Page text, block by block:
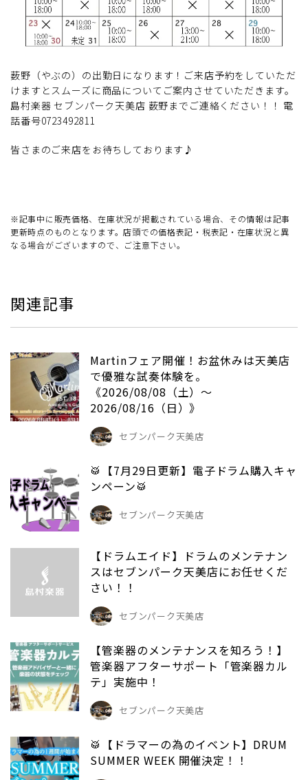
薮野（やぶの）の出勤日になります！ご来店予約をしていただ
けますとスムーズに商品についてご案内させていただきます。
島村楽器 セブンパーク天美店 薮野までご連絡ください！！ 電
話番号0723492811
皆さまのご来店をお待ちしております♪
※記事中に販売価格、在庫状況が掲載されている場合、その情報は記事
更新時点のものとなります。店頭での価格表記・税表記・在庫状況と異
なる場合がございますので、ご注意下さい。
関連記事
Martinフェア開催！お盆休みは天美店
で優雅な試奏体験を。
《2026/08/08（土）～
2026/08/16（日）》
セブンパーク天美店
🥁【7月29日更新】電子ドラム購入キャ
ンペーン🥁
セブンパーク天美店
【ドラムエイド】ドラムのメンテナン
スはセブンパーク天美店にお任せくだ
さい！！
セブンパーク天美店
【管楽器のメンテナンスを知ろう！】
管楽器アフターサポート「管楽器カル
テ」実施中！
セブンパーク天美店
🥁【ドラマーの為のイベント】DRUM
SUMMER WEEK 開催決定！！